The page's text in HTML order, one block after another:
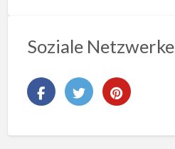
Soziale Netzwerke